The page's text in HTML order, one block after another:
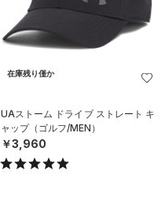
在庫残り僅か
UAストーム ドライブ ストレート キ
ャップ（ゴルフ/MEN）
￥3,960